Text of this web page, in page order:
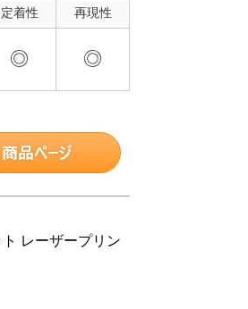
定着性 再現性
◎ ◎
レーザープリン